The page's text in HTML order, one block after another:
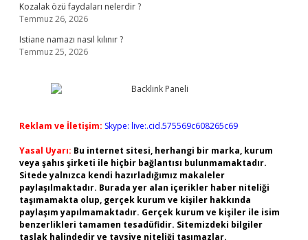
Kozalak özü faydaları nelerdir ?
Temmuz 26, 2026
Istiane namazı nasıl kılınır ?
Temmuz 25, 2026
Reklam ve İletişim: Skype: live:.cid.575569c608265c69
Yasal Uyarı: Bu internet sitesi, herhangi bir marka, kurum
veya şahıs şirketi ile hiçbir bağlantısı bulunmamaktadır.
Sitede yalnızca kendi hazırladığımız makaleler
paylaşılmaktadır. Burada yer alan içerikler haber niteliği
taşımamakta olup, gerçek kurum ve kişiler hakkında
paylaşım yapılmamaktadır. Gerçek kurum ve kişiler ile isim
benzerlikleri tamamen tesadüfidir. Sitemizdeki bilgiler
taslak halindedir ve tavsiye niteliği taşımazlar.